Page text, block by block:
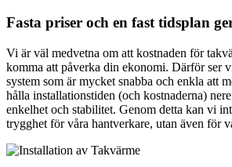
Fasta priser och en fast tidsplan
Vi är väl medvetna om att kostnaden för
komma att påverka din ekonomi. Därför ser
system som är mycket snabba och enkla att
hålla installationstiden (och kostnaderna)
enkelhet och stabilitet. Genom detta kan vi
trygghet för våra hantverkare, utan även för